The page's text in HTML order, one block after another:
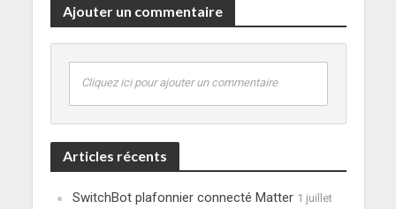
Ajouter un commentaire
Cliquez ici pour ajouter un commentaire
Articles récents
SwitchBot plafonnier connecté Matter 1 juillet